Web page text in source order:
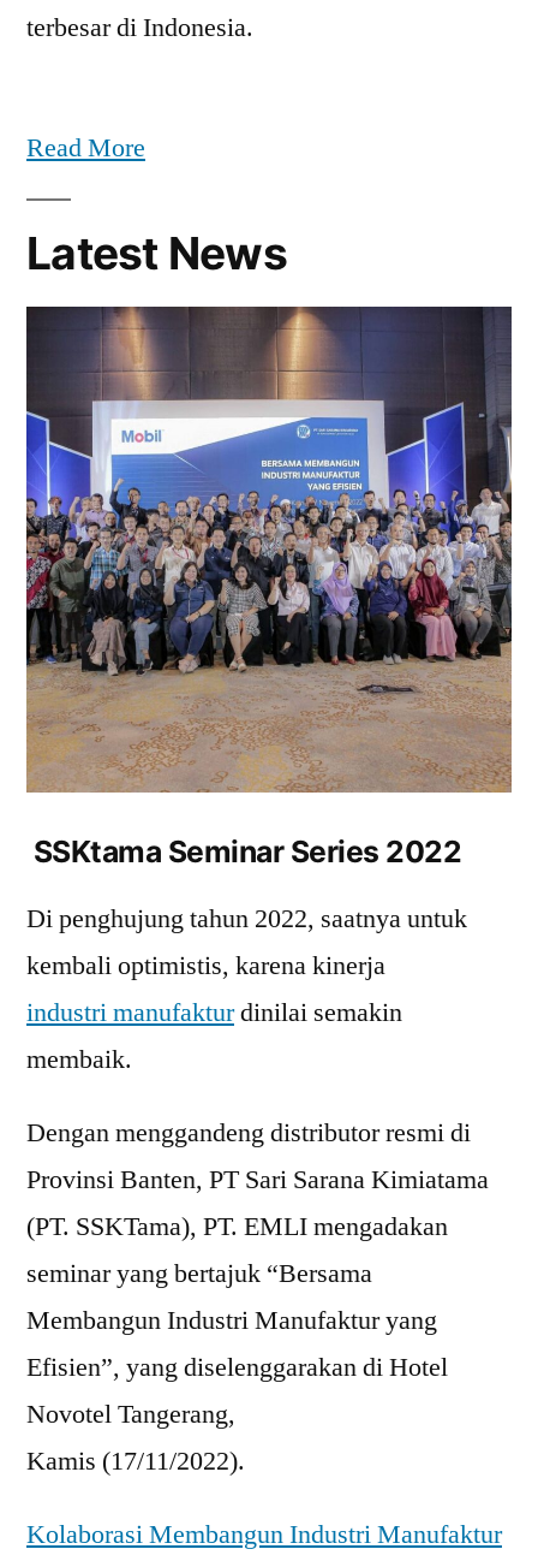
terbesar di Indonesia.
Read More
Latest News
SSKtama Seminar Series 2022
Di penghujung tahun 2022, saatnya untuk
kembali optimistis, karena kinerja
industri manufakturdinilai semakin
membaik.
Dengan menggandeng distributor resmi di
Provinsi Banten, PT Sari Sarana Kimiatama
(PT. SSKTama), PT. EMLI mengadakan
seminar yang bertajuk “Bersama
Membangun Industri Manufaktur yang
Efisien”, yang diselenggarakan di Hotel
Novotel Tangerang,
Kamis (17/11/2022).
Kolaborasi Membangun Industri Manufaktur